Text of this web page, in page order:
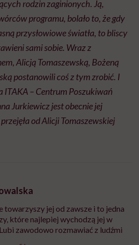
rodzin zaginionych. Ją,
programu, bolało to, że gdy
przysłowiowe światła, to bliscy
sami sobie. Wraz z
, Alicją Tomaszewską, Bożeną
postanowili coś z tym zrobić. I
ITAKA – Centrum Poszukiwań
Jurkiewicz jest obecnie jej
od Alicji Tomaszewskiej
towarzyszy jej od zawsze i to jedna
które najlepiej wychodzą jej w
zawodowo rozmawiać z ludźmi